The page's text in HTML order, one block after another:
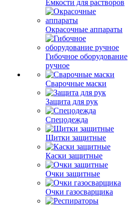
Емкости для растворов
Окрасочные аппараты
Гибочное оборудование
ручное
Сварочные маски
Защита для рук
Спецодежда
Щитки защитные
Каски защитные
Очки защитные
Очки газосварщика